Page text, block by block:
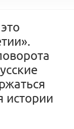
истории